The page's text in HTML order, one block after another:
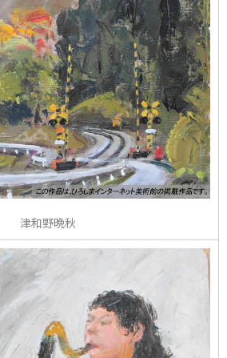
津和野晩秋